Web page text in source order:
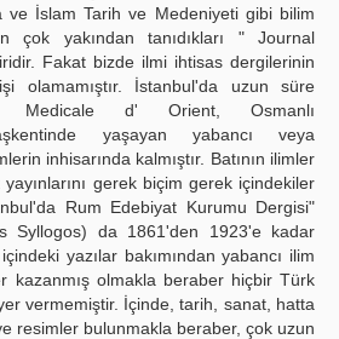
ve İslam Tarih ve Medeniyeti gibi bilim
çok yakından tanıdıkları " Journal
Fakat bizde ilmi ihtisas dergilerinin
olamamıştır. İstanbul'da uzun süre
Medicale d' Orient, Osmanlı
yaşayan yabancı veya
inhisarında kalmıştır. Batının ilimler
gerek biçim gerek içindekiler
Rum Edebiyat Kurumu Dergisi"
Syllogos) da 1861'den 1923'e kadar
yazılar bakımından yabancı ilim
kazanmış olmakla beraber hiçbir Türk
vermemiştir. İçinde, tarih, sanat, hatta
resimler bulunmakla beraber, çok uzun